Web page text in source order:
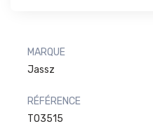
MARQUE
Jassz
RÉFÉRENCE
TO3515